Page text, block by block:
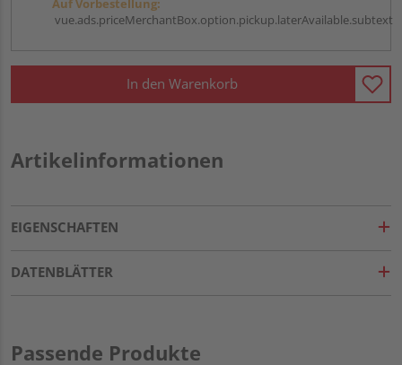
Auf Vorbestellung:
vue.ads.priceMerchantBox.option.pickup.laterAvailable.subtext
In den Warenkorb
Artikelinformationen
EIGENSCHAFTEN
DATENBLÄTTER
Passende Produkte